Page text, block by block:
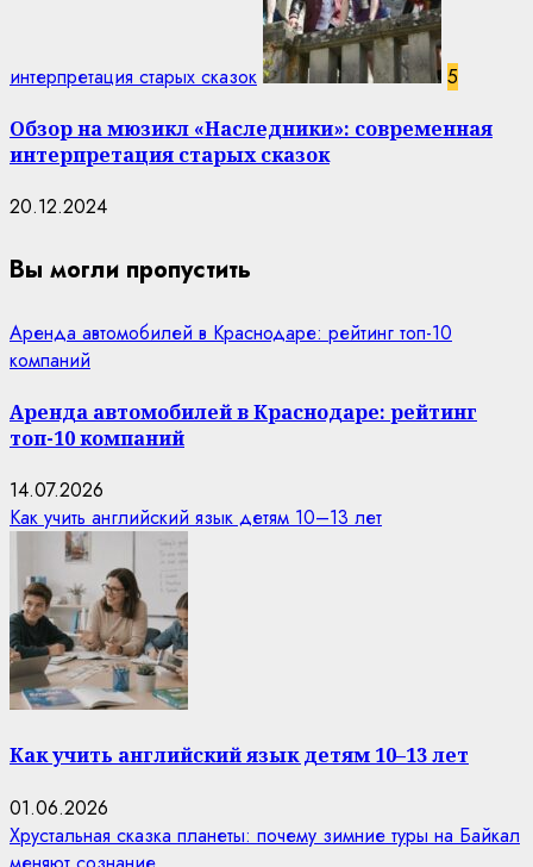
интерпретация старых сказок 5
Обзор на мюзикл «Наследники»: современная
интерпретация старых сказок
20.12.2024
Вы могли пропустить
Аренда автомобилей в Краснодаре: рейтинг топ-10
компаний
Аренда автомобилей в Краснодаре: рейтинг
топ-10 компаний
14.07.2026
Как учить английский язык детям 10–13 лет
Как учить английский язык детям 10–13 лет
01.06.2026
Хрустальная сказка планеты: почему зимние туры на Байкал